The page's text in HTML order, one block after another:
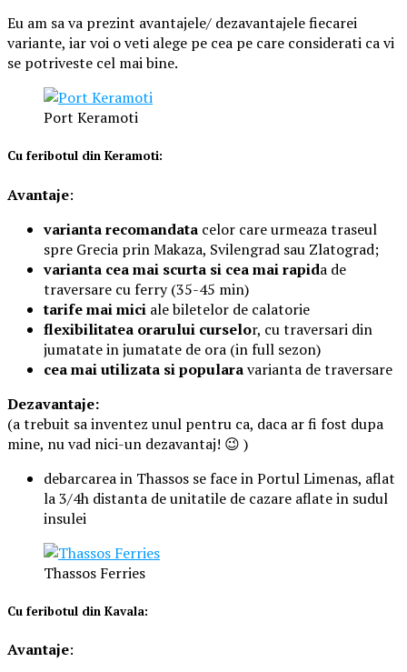
Eu am sa va prezint avantajele/ dezavantajele fiecarei
variante, iar voi o veti alege pe cea pe care considerati ca vi
se potriveste cel mai bine.
Port Keramoti
Cu feribotul din Keramoti:
Avantaje:
varianta recomandata celor care urmeaza traseul
spre Grecia prin Makaza, Svilengrad sau Zlatograd;
varianta cea mai scurta si cea mai rapida de
traversare cu ferry (35-45 min)
tarife mai mici ale biletelor de calatorie
flexibilitatea orarului curselor, cu traversari din
jumatate in jumatate de ora (in full sezon)
cea mai utilizata si popularavarianta de traversare
Dezavantaje:
(a trebuit sa inventez unul pentru ca, daca ar fi fost dupa
mine, nu vad nici-un dezavantaj! 😉 )
debarcarea in Thassos se face in Portul Limenas, aflat
la 3/4h distanta de unitatile de cazare aflate in sudul
insulei
Thassos Ferries
Cu feribotul din Kavala:
Avantaje: